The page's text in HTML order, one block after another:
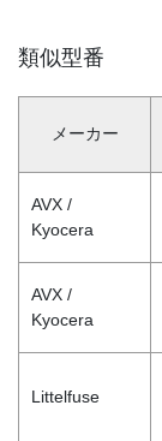
類似型番
メーカー
AVX /
Kyocera
AVX /
Kyocera
Littelfuse